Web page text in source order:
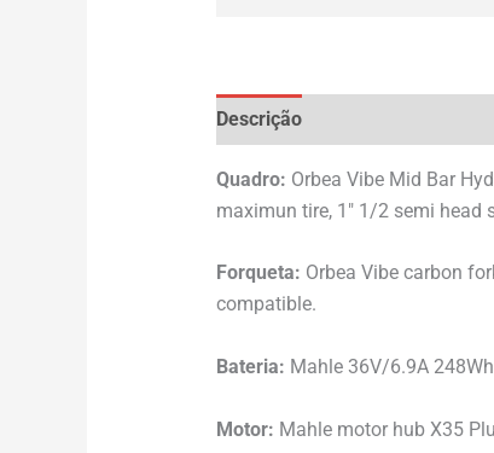
Descrição
Quadro: Orbea Vibe Mid Bar
maximun tire, 1″ 1/2 semi head
Forqueta: Orbea Vibe carbon
compatible.
Bateria: Mahle 36V/6.9A
Motor: Mahle motor hub X35